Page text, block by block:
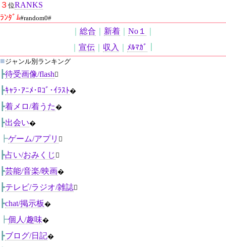
３ 位RANKS
ﾗﾝﾀﾞﾑ#random0#
総合 新着 No１
宣伝 収入 ﾒﾙﾏｶﾞ
■ジャンル別ランキング
┣待受画像/flash 
┣ｷｬﾗ･ｱﾆﾒ･ﾛｺﾞ･ｲﾗｽﾄ�
┣着メロ/着うた�
┣出会い�
┣ゲーム/アプリ 
┣占い/おみくじ 
┣芸能/音楽/映画�
┣テレビ/ラジオ/雑誌
┣chat/掲示板�
┣個人/趣味�
┣ブログ/日記�